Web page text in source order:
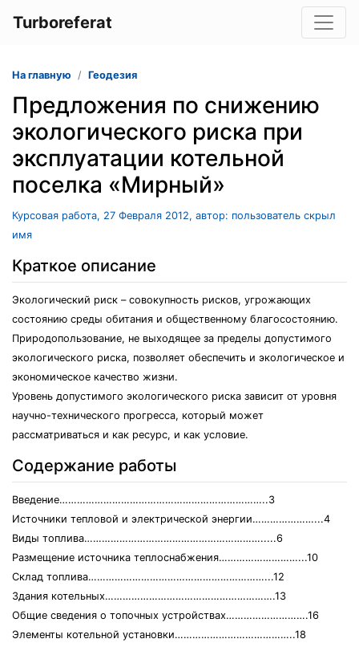
Turboreferat
На главную Геодезия
Предложения по снижению
экологического риска при
эксплуатации котельной
поселка «Мирный»
Курсовая работа, 27 Февраля 2012, автор: пользователь скрыл
имя
Краткое описание
Экологический риск – совокупность рисков, угрожающих
состоянию среды обитания и общественному благосостоянию.
Природопользование, не выходящее за пределы допустимого
экологического риска, позволяет обеспечить и экологическое и
экономическое качество жизни.
Уровень допустимого экологического риска зависит от уровня
научно-технического прогресса, который может
рассматриваться и как ресурс, и как условие.
Содержание работы
Введение……………………………………………………………..3
Источники тепловой и электрической энергии…………………...4
Виды топлива…………………………………………………….....6
Размещение источника теплоснабжения………………………...10
Склад топлива……………………………………………………...12
Здания котельных………………………………………………….13
Общие сведения о топочных устройствах……………………….16
Элементы котельной установки…………………………………..18